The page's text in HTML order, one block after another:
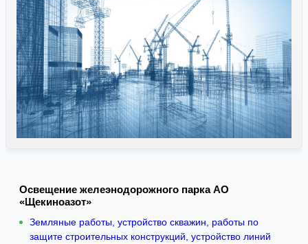
Освещение желеэнодорожного парка АО
«Щекиноазот»
Земляные работы, устройство скважин, работы по
защите строительных конструкций, устройство линий